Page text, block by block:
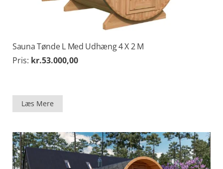
Sauna Tønde L Med Udhæng 4 X 2 M
Pris: kr.53.000,00
Læs Mere